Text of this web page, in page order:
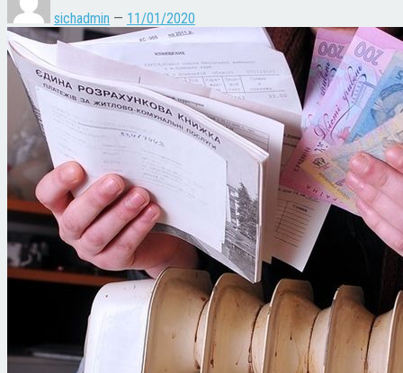
sichadmin — 11/01/2020